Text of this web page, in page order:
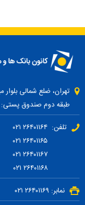
طبقه دوم صندوق پستی: ۱۹۱۹۶۱۴۵۵۳
تلفن: ۲۶۴۰۱۱۶۴ ۰۲۱
۲۶۴۰۱۱۶۷ ۰۲۱
۲۶۴۰۱۱۶۸ ۰۲۱
نمابر: ۲۶۴۰۱۱۶۹ ۰۲۱